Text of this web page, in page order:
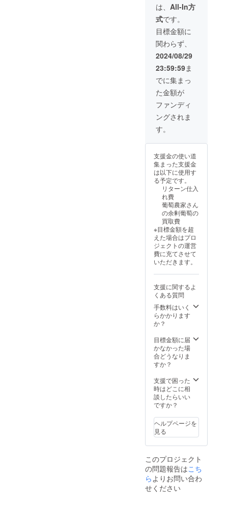
お召し
上がり
頂くこ
とをお
勧めい
たしま
す。冷
蔵保存
される
場合
は、2~3
日目安
をお勧
めいた
しま
の為、1
りの重
量は目
安とな
りま
す。 ※
に実が
取れて
しまう
場合が
ござい
ます。
※葡萄の
梱包や
配送に
して、
最善を
尽くし
ます。
法】通
常便(常
温便)
【賞味
期限、
保存方
法】到
着後、
30分~1
時間程
冷やし
てから
できる
だけお
早めに
頂くこ
勧めい
たしま
す。冷
蔵保存
される
は、2~3
日目安
をお勧
めいた
しま
す。 ※
農産物
の為、1
房あた
量は目
安とな
りま
す。 ※
配送中
取れて
しまう
場合が
ござい
※葡萄の
梱包や
配送に
つきま
最善を
尽くし
ます。
は、 All-In方
式です。
目標金額に
関わらず、
2024/08/29
23:59:59ま
でに集まっ
た金額が
ファンディ
ングされま
す。
支援金の使い道
集まった支援金
は以下に使用す
る予定です。
リターン仕入
れ費
葡萄農家さん
の余剰葡萄の
買取費
※目標金額を超
えた場合はプロ
ジェクトの運営
費に充てさせて
いただきます。
支援に関するよ
くある質問
手数料はいく
らかかります
か？
目標金額に届
かなかった場
合どうなりま
すか？
支援で困った
時はどこに相
談したらいい
ですか？
ヘルプページを
見る
このプロジェクト
の問題報告はこち
ら よりお問い合わ
せください